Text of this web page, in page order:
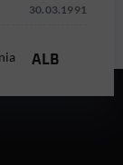
30.03.1991
ALB